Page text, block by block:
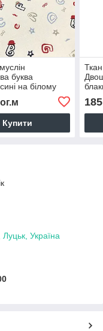
буква
на білому
Купити
Т-
185
Україна